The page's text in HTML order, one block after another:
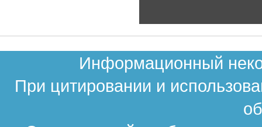
Информационный
При цитировании и